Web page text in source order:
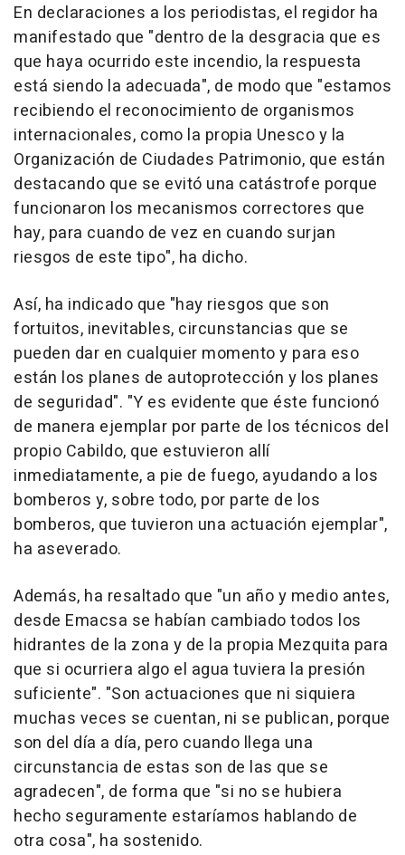
En declaraciones a los periodistas, el regidor ha
manifestado que "dentro de la desgracia que es
que haya ocurrido este incendio, la respuesta
está siendo la adecuada", de modo que "estamos
recibiendo el reconocimiento de organismos
internacionales, como la propia Unesco y la
Organización de Ciudades Patrimonio, que están
destacando que se evitó una catástrofe porque
funcionaron los mecanismos correctores que
hay, para cuando de vez en cuando surjan
riesgos de este tipo", ha dicho.
Así, ha indicado que "hay riesgos que son
fortuitos, inevitables, circunstancias que se
pueden dar en cualquier momento y para eso
están los planes de autoprotección y los planes
de seguridad". "Y es evidente que éste funcionó
de manera ejemplar por parte de los técnicos del
propio Cabildo, que estuvieron allí
inmediatamente, a pie de fuego, ayudando a los
bomberos y, sobre todo, por parte de los
bomberos, que tuvieron una actuación ejemplar",
ha aseverado.
Además, ha resaltado que "un año y medio antes,
desde Emacsa se habían cambiado todos los
hidrantes de la zona y de la propia Mezquita para
que si ocurriera algo el agua tuviera la presión
suficiente". "Son actuaciones que ni siquiera
muchas veces se cuentan, ni se publican, porque
son del día a día, pero cuando llega una
circunstancia de estas son de las que se
agradecen", de forma que "si no se hubiera
hecho seguramente estaríamos hablando de
otra cosa", ha sostenido.